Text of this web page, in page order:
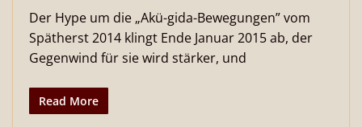
Der Hype um die „Akü-gida-Bewegungen” vom
Spätherst 2014 klingt Ende Januar 2015 ab, der
Gegenwind für sie wird stärker, und
Read More